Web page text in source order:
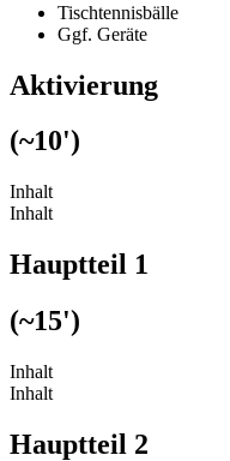
Tischtennisbälle
Ggf. Geräte
Aktivierung
(~10')
Inhalt
Inhalt
Hauptteil 1
(~15')
Inhalt
Inhalt
Hauptteil 2